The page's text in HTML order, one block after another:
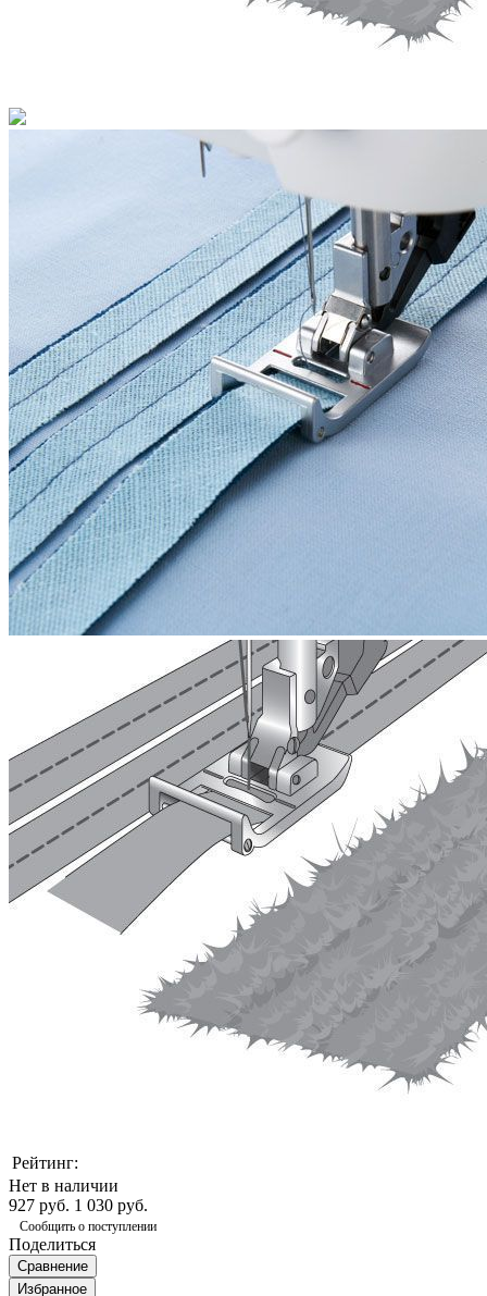
Рейтинг:
Нет в наличии
927 руб. 1 030 руб.
Сообщить о поступлении
Поделиться
Сравнение
Избранное